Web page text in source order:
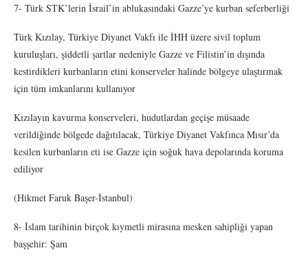
7- Türk STK’lerin İsrail’in ablukasındaki Gazze’ye kurban seferberliği
Türk Kızılay, Türkiye Diyanet Vakfı ile İHH üzere sivil toplum
kuruluşları, şiddetli şartlar nedeniyle Gazze ve Filistin’in dışında
kestirdikleri kurbanların etini konserveler halinde bölgeye ulaştırmak
için tüm imkanlarını kullanıyor
Kızılayın kavurma konserveleri, hudutlardan geçişe müsaade
verildiğinde bölgede dağıtılacak, Türkiye Diyanet Vakfınca Mısır’da
kesilen kurbanların eti ise Gazze için soğuk hava depolarında koruma
ediliyor
(Hikmet Faruk Başer-İstanbul)
8- İslam tarihinin birçok kıymetli mirasına mesken sahipliği yapan
başşehir: Şam